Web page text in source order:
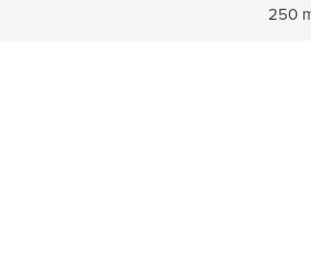
250